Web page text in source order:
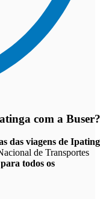
com a Buser?
das viagens de
de Transportes
todos os